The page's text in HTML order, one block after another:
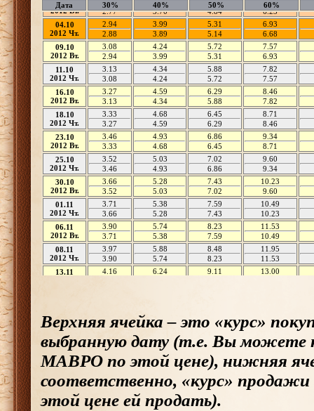
Верхняя ячейка – это «курс»
выбранную дату (т.е. Вы можете
МАВРО по этой цене), нижняя
соответственно, «курс»
этой цене ей продать).